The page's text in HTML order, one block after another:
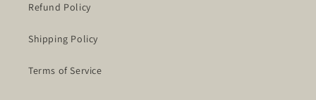
Refund Policy
Shipping Policy
Terms of Service